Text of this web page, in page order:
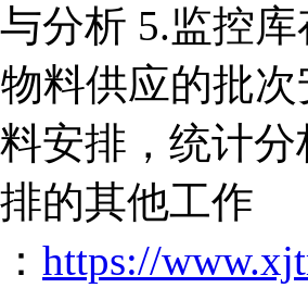
分析 5.监控
料供应的批
安排，统计
的其他工作
https://